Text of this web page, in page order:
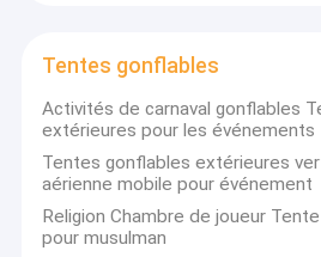
Tentes gonflables
Activités de carnaval gonflables
extérieures pour les événements
Tentes gonflables extérieures
aérienne mobile pour événement
Religion Chambre de joueur
pour musulman